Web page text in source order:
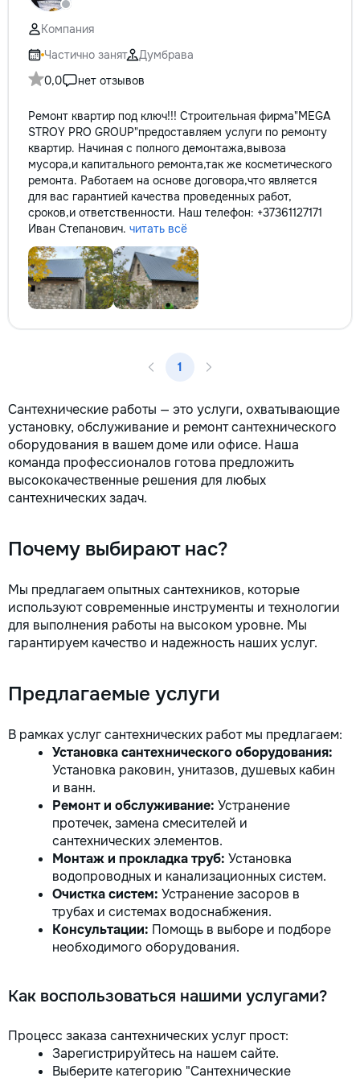
reparație veți rămâne cu schema
comunicațiilor ascunse și
fotografiile tuturor etapelor
importante. Curățenie
profesională Predăm
apartamentul complet pregătit
fără deșeuri de construcție.
Prețuri orientative pentru
materiale: Prețurile depind de țara
producătorului, brand, colecție și
categoria produsului. Gresie
porțelanată – de la 350–800+
lei/m² Laminat – de la 180–450+
lei/m² Materiale pentru lucrări
brute – de la 1 500–2 500 lei/m²
de apartament Uși interioare – de
la 2 500–7 000+ lei/set Tavan
extensibil – de la 120–200 lei/m²
Calitatea noastră – confortul
dumneavoastră! Realizăm
de proiectul de design, cu atenție
la fiecare detaliu. Contactați-ne
deviz fără obligații: 069 376 542
+373 603 31 178 Viber | WhatsApp
| Telegram Disponibili zilnic pentru
consultații și programări. Deviz
gratuit Consultanță profesională
Soluții pentru orice buget
Reparații executate la timp și cu
moderne și funcționale! Calitatea
dumneavoastră!
Компания
Частично занят
Думбрава
0,0
нет отзывов
Ремонт квартир под ключ!!! Строительная фирма"MEGA
STROY PRO GROUP"предоставляем услуги по ремонту
квартир. Начиная с полного демонтажа,вывоза
мусора,и капитального ремонта,так же косметического
ремонта. Работаем на основе договора,что является
для вас гарантией качества проведенных работ,
сроков,и ответственности. Наш телефон: +37361127171
Иван Степанович. читать всё
1
Сантехнические работы — это услуги, охватывающие
установку, обслуживание и ремонт сантехнического
оборудования в вашем доме или офисе. Наша
команда профессионалов готова предложить
высококачественные решения для любых
сантехнических задач.
Почему выбирают нас?
Мы предлагаем опытных сантехников, которые
используют современные инструменты и технологии
для выполнения работы на высоком уровне. Мы
гарантируем качество и надежность наших услуг.
Предлагаемые услуги
В рамках услуг сантехнических работ мы предлагаем:
Установка сантехнического оборудования:
Установка раковин, унитазов, душевых кабин
и ванн.
Ремонт и обслуживание: Устранение
протечек, замена смесителей и
сантехнических элементов.
Монтаж и прокладка труб: Установка
водопроводных и канализационных систем.
Очистка систем: Устранение засоров в
трубах и системах водоснабжения.
Консультации: Помощь в выборе и подборе
необходимого оборудования.
Как воспользоваться нашими услугами?
Процесс заказа сантехнических услуг прост:
Зарегистрируйтесь на нашем сайте.
Выберите категорию "Сантехнические